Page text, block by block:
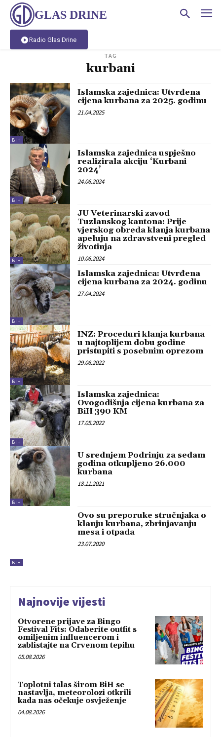
GLAS DRINE
Radio Glas Drine
TAG
kurbani
BIH
Islamska zajednica: Utvrđena
cijena kurbana za 2025. godinu
21.04.2025
BIH
Islamska zajednica uspješno
realizirala akciju ‘Kurbani
2024’
24.06.2024
BIH
JU Veterinarski zavod
Tuzlanskog kantona: Prije
vjerskog obreda klanja kurbana
apeluju na zdravstveni pregled
životinja
10.06.2024
BIH
Islamska zajednica: Utvrđena
cijena kurbana za 2024. godinu
27.04.2024
BIH
INZ: Proceduri klanja kurbana
u najtoplijem dobu godine
pristupiti s posebnim oprezom
29.06.2022
BIH
Islamska zajednica:
Ovogodišnja cijena kurbana za
BiH 390 KM
17.05.2022
BIH
U srednjem Podrinju za sedam
godina otkupljeno 26.000
kurbana
18.11.2021
BIH
Ovo su preporuke stručnjaka o
klanju kurbana, zbrinjavanju
mesa i otpada
23.07.2020
Najnovije vijesti
Otvorene prijave za Bingo
Festival Fits: Odaberite outfit s
omiljenim influencerom i
zablistajte na Crvenom tepihu
05.08.2026
Toplotni talas širom BiH se
nastavlja, meteorolozi otkrili
kada nas očekuje osvježenje
04.08.2026